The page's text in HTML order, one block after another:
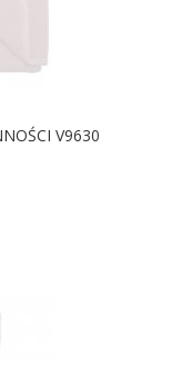
V9630